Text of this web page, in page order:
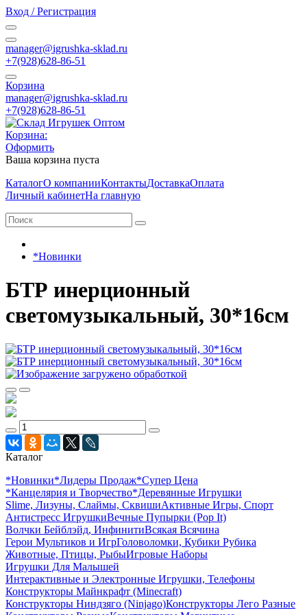
Вход / Регистрация
manager@igrushka-sklad.ru
+7(928)628-86-51
Корзина
manager@igrushka-sklad.ru
+7(928)628-86-51
Корзина:
Оформить
Ваша корзина пуста
КаталогО компанииКонтактыДоставкаОплата
Личный кабинетНа главную
*Новинки
БТР инерционный
светомузыкальный, 30*16см
Каталог
*Новинки*Лидеры Продаж*Супер Цена
*Канцелярия и Творчество*Деревянные Игрушки
Slime, Лизуны, Слаймы, СквишиАктивные Игры, Спорт
Антистресс ИгрушкиВечные Пупырки (Pop It)
Волчки Бейблэйд, ИнфинитиВсякая Всячина
Герои Мультиков и ИгрГоловоломки, Кубики Рубика
Животные, Птицы, РыбыИгровые Наборы
Игрушки Для Малышей
Интерактивные и Электронные Игрушки, Телефоны
Конструкторы Майнкрафт (Minecraft)
Конструкторы Ниндзяго (Ninjago)Конструкторы Лего Разные